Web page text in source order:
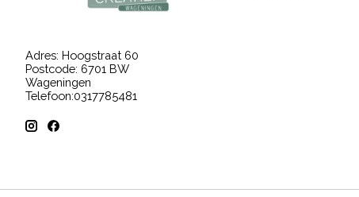
Adres: Hoogstraat 60
Postcode: 6701 BW
Wageningen
Telefoon:0317785481